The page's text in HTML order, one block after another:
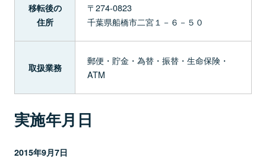
移転後の
住所
〒274-0823
千葉県船橋市二宮１－６－５０
取扱業務
郵便・貯金・為替・振替・生命保険・
ATM
実施年月日
2015年9月7日